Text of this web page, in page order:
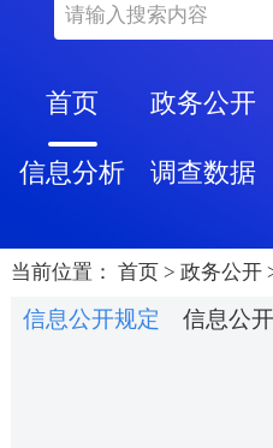
首页 政务公开
信息分析 调查数据
当前位置： 首页 > 政务公开
信息公开规定 信息公